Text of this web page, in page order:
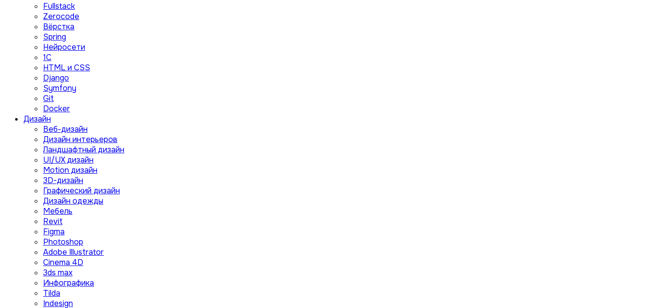
Fullstack
Zerocode
Вёрстка
Spring
Нейросети
1C
HTML и CSS
Django
Symfony
Git
Docker
Дизайн
Веб-дизайн
Дизайн интерьеров
Ландшафтный дизайн
UI/UX дизайн
Motion дизайн
3D-дизайн
Графический дизайн
Дизайн одежды
Мебель
Revit
Figma
Photoshop
Adobe Illustrator
Сinema 4D
3ds max
Инфографика
Tilda
Indesign